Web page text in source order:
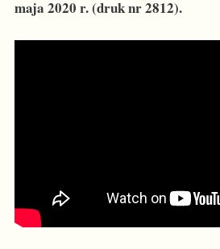
maja 2020 r. (druk nr 2812).